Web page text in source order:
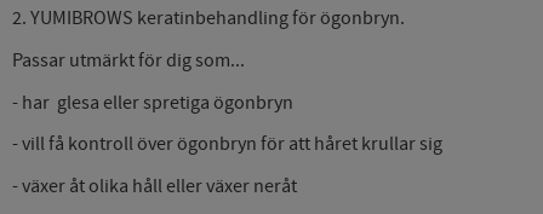
2. YUMIBROWS keratinbehandling för ögonbryn.
Passar utmärkt för dig som...
- har glesa eller spretiga ögonbryn
- vill få kontroll över ögonbryn för att håret krullar sig
- växer åt olika håll eller växer neråt